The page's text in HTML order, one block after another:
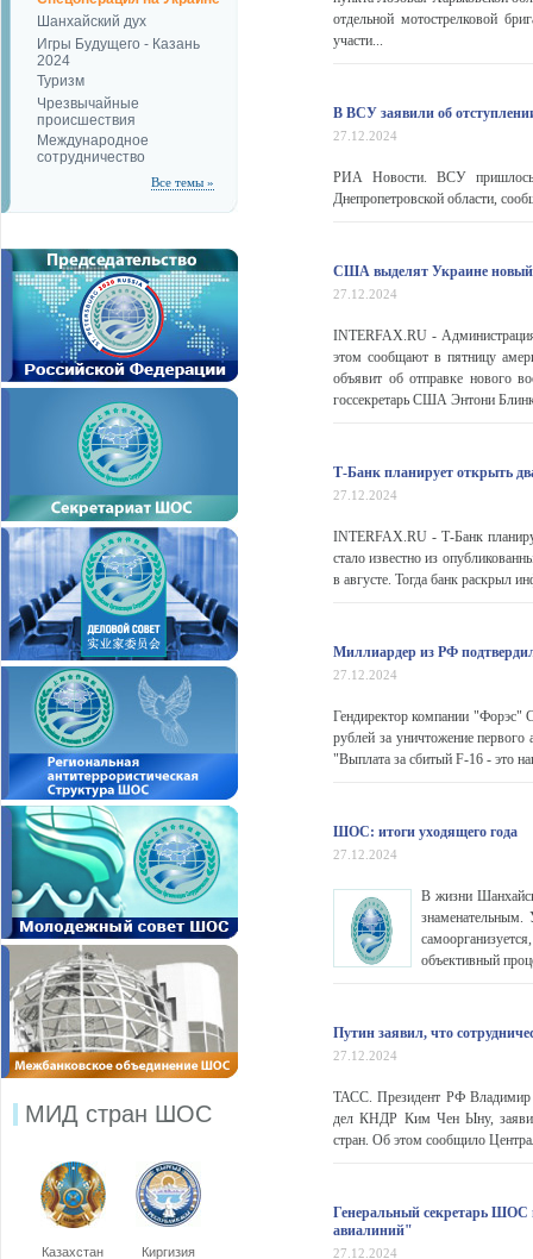
Шанхайский дух
Игры Будущего - Казань
2024
Туризм
Чрезвычайные
происшествия
Международное
сотрудничество
Все темы »
МИД стран ШОС
Казахстан Киргизия
отдельной мотострелковой
участи...
В ВСУ заявили об
27.12.2024
РИА Новости. ВСУ пришлось
Днепропетровской области,
США выделят Украине
27.12.2024
INTERFAX.RU -
этом сообщают в пятницу
объявит об отправке нового
госсекретарь США Энтони
Т-Банк планирует открыть
27.12.2024
INTERFAX.RU - Т-Банк
стало известно из
в августе. Тогда банк раскрыл
Миллиардер из РФ
27.12.2024
Гендиректор компании "Форэс"
рублей за уничтожение первого
"Выплата за сбитый F-16 - это
ШОС: итоги уходящего года
27.12.2024
В жизни
знаменательным.
объективный
Путин заявил, что
27.12.2024
ТАСС. Президент РФ Владимир
дел КНДР Ким Чен Ыну, заявил,
стран. Об этом сообщило
Генеральный секретарь ШОС
авиалиний"
27.12.2024